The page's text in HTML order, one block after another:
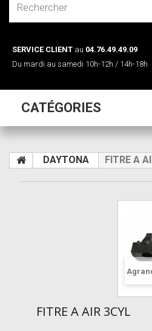
SERVICE CLIENT au 04.76.49.49.09
Du mardi au samedi 10h-12h / 14h-18h
CATÉGORIES
DAYTONA FITRE A
FITRE A AIR 3CYL